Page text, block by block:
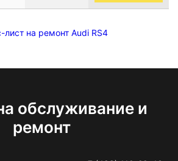
лист на ремонт Audi RS4
обслуживание и
ремонт